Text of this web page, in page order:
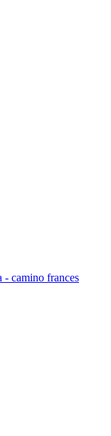
- camino frances